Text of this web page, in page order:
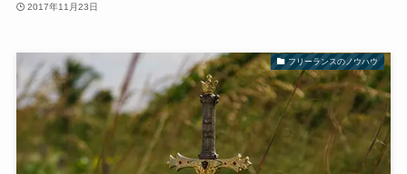
2017年11月23日
フリーランスのノウハウ